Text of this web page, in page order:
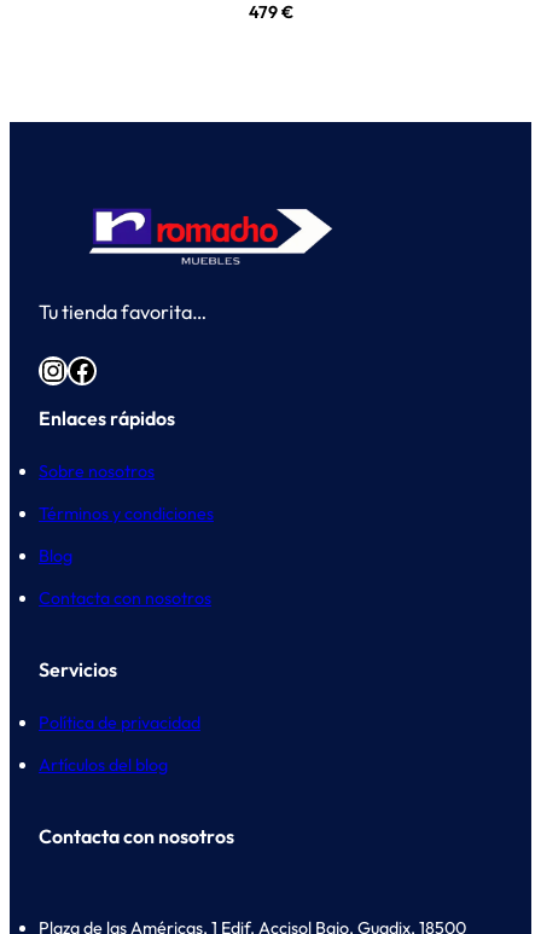
479€
Tu tienda favorita…
InstagramFacebook
Enlaces rápidos
Sobre nosotros
Términos y condiciones
Blog
Contacta con nosotros
Servicios
Política de privacidad
Artículos del blog
Contacta con nosotros
Plaza de las Américas, 1 Edif. Accisol Bajo, Guadix, 18500